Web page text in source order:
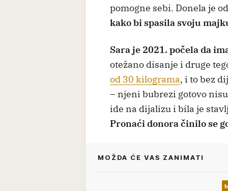
pomogne sebi. Donela je
kako bi spasila svoju
Sara je 2021. počela da
otežano disanje i druge
od 30 kilograma, i to bez
– njeni bubrezi gotovo
ide na dijalizu i bila je
Pronaći donora činilo se
MOŽDA ĆE VAS ZANIMATI